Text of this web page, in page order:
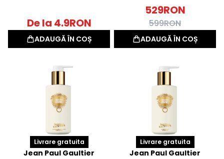
De la 4.9RON
ADAUGĂ ÎN COȘ
529RON
599RON
ADAUGĂ ÎN COȘ
Livrare gratuita
Jean Paul Gaultier
Livrare gratuita
Jean Paul Gaultier